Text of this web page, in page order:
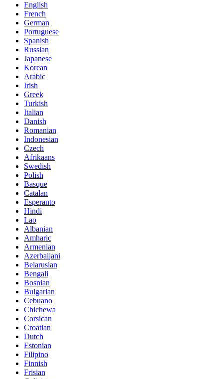
English
French
German
Portuguese
Spanish
Russian
Japanese
Korean
Arabic
Irish
Greek
Turkish
Italian
Danish
Romanian
Indonesian
Czech
Afrikaans
Swedish
Polish
Basque
Catalan
Esperanto
Hindi
Lao
Albanian
Amharic
Armenian
Azerbaijani
Belarusian
Bengali
Bosnian
Bulgarian
Cebuano
Chichewa
Corsican
Croatian
Dutch
Estonian
Filipino
Finnish
Frisian